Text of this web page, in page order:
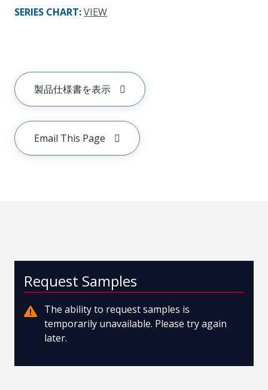
SERIES CHART:VIEW
製品仕様書を表示
Email This Page
Request Samples
The ability to request samples is
temporarily unavailable. Please try again
later.